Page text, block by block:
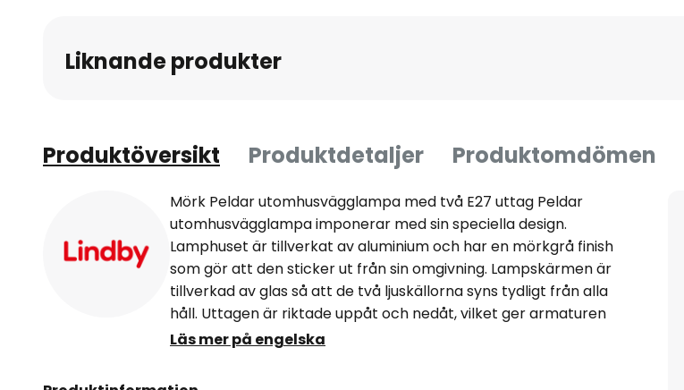
bildgalleriet
Liknande produkter
Produktöversikt Produktdetaljer Produktomdömen
Mörk Peldar utomhusvägglampa med två E27 uttag Peldar
utomhusvägglampa imponerar med sin speciella design.
Lamphuset är tillverkat av aluminium och har en mörkgrå finish
som gör att den sticker ut från sin omgivning. Lampskärmen är
tillverkad av glas så att de två ljuskällorna syns tydligt från alla
håll. Uttagen är riktade uppåt och nedåt, vilket ger armaturen
en intressant karaktär. Användaren kan välja vilka lampor som
framhäva armaturens utseende.
Läs mer på engelska